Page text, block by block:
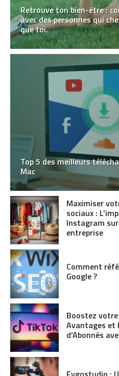
Retrouve ton bien-être :
avec des personnes qui
que toi.
Top 5 des meilleurs
Mac
Maximiser
sociaux :
Instagram
entreprise
Comment
Google ?
Boostez votre
Avantages et
d’Abonnés